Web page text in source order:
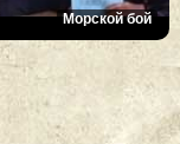
Морской бой